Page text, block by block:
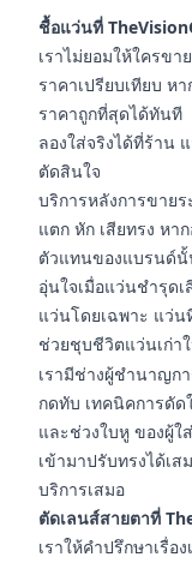
ชื้อแว่นที่
เราไม่ยอมให้ใครข
ราคาเปรียบเทียบ ห
ราคาถูกที่สุดได้ทันที
ลองใส่จริงได้ที่ร้าน
ตัดสินใจ
บริการหลังการขาย
แตก หัก เสียทรง หา
ตัวแทนของแบรนด์นั้
อุ่นใจเมื่อแว่นชำรุด
แว่นโดยเฉพาะ แว่น
ช่วยชุบชีวิตแว่นเก่า
เรามีช่างผู้ชำนาญก
กดทับ เทคนิคการดั
และช่วงใบหู ของผู้
เข้ามาปรับทรงได้เส
บริการเสมอ
ตัดเลนส์สายตาที่
เราให้คำปรึกษาเรื่